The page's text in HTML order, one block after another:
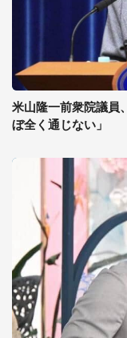
米山隆一前衆院議員
ぼ全く通じない」